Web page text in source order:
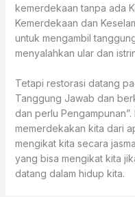
kemerdekaan tanpa ada
Kemerdekaan dan
untuk mengambil
menyalahkan ular dan
Tetapi restorasi datang
Tanggung Jawab dan
dan perlu
memerdekakan kita dari
mengikat kita secara
yang bisa mengikat kita
datang dalam hidup kita.